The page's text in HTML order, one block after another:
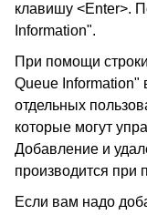
клавишу <Enter>.
Information".
При помощи
Queue Information"
отдельных
которые могут
Добавление и
производится при
Если вам надо